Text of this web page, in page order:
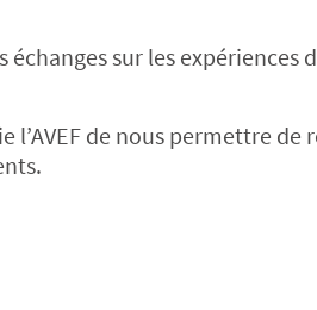
échanges sur les expériences
l’AVEF de nous permettre